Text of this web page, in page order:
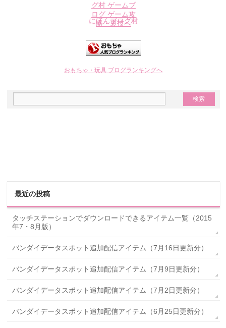
にほんブログ村
おもちゃ・玩具 ブログランキングへ
最近の投稿
タッチステーションでダウンロードできるアイテム一覧（2015
年7・8月版）
バンダイデータスポット追加配信アイテム（7月16日更新分）
バンダイデータスポット追加配信アイテム（7月9日更新分）
バンダイデータスポット追加配信アイテム（7月2日更新分）
バンダイデータスポット追加配信アイテム（6月25日更新分）